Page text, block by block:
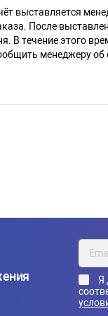
выставляется
После
В течение этого
менеджеру об
Я